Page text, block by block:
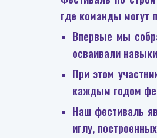
где команды могут
Впервые мы
осваивали
При этом
каждым годом
Наш фестиваль
иглу,